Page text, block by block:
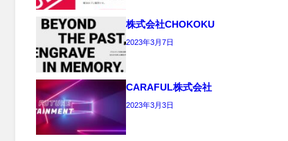
株式会社CHOKOKU
2023年3月7日
CARAFUL株式会社
2023年3月3日